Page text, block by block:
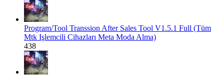
Program/Tool Transsion After Sales Tool V1.5.1 Full (Tüm
Mtk Işlemcili Cihazları Meta Moda Alma)
438